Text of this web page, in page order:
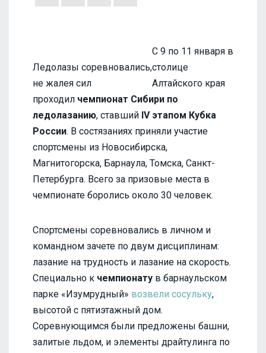
Ледолазы соревновались,
не жалея сил
С 9 по 11 января в
столице
Алтайского края
проходил чемпионат Сибири по
ледолазанию, ставший IV этапом Кубка
России. В состязаниях приняли участие
спортсмены из Новосибирска,
Магнитогорска, Барнаула, Томска, Санкт-
Петербурга. Всего за призовые места в
чемпионате боролись около 30 человек.
Спортсмены соревновались в личном и
командном зачете по двум дисциплинам:
лазание на трудность и лазание на скорость.
Специально к чемпионату в барнаульском
парке «Изумрудный» возвели сосульку,
высотой с пятиэтажный дом.
Соревнующимся были предложены башни,
залитые льдом, и элементы драйтулинга по